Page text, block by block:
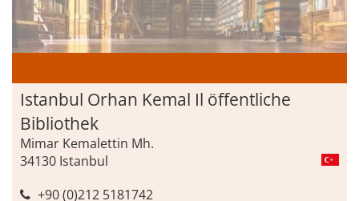
Istanbul Orhan Kemal Il öffentliche
Bibliothek
Mimar Kemalettin Mh.
34130 Istanbul
+90 (0)212 5181742